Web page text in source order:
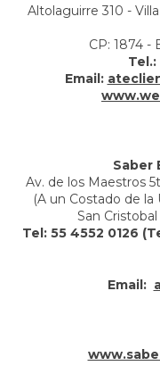
Altolaguirre 310 -
CP: 1874 -
Tel.:
Email:
Saber
Av. de los Maestros
(A un Costado de
San
Tel: 55 4552 0126
Email: